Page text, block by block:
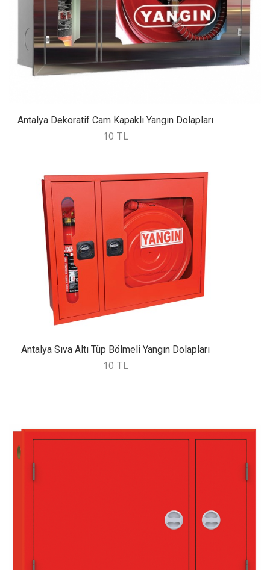
Antalya Dekoratif Cam Kapaklı Yangın Dolapları
10 TL
Antalya Sıva Altı Tüp Bölmeli Yangın Dolapları
10 TL